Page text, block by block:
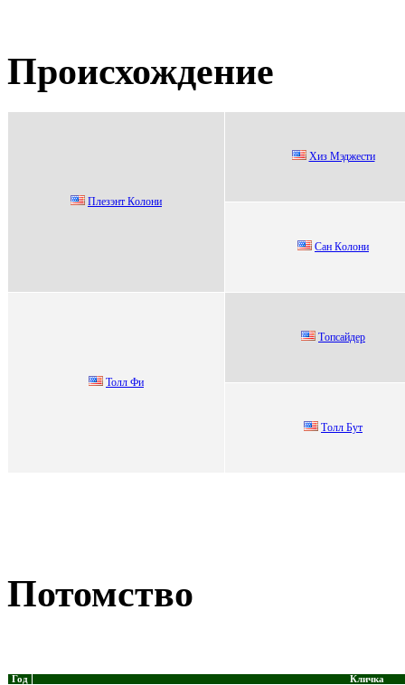
Происхождение
Плeзэнт Кoлoни
Хиз Мэджеcти
Cан Кoлoни
Toлл Фи
Tопcайдep
Тoлл Бут
Потомство
Год Кличка